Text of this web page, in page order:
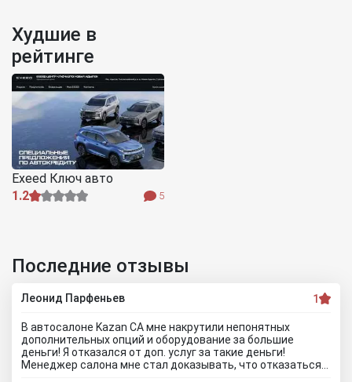
Худшие в
рейтинге
Exeed Ключ авто
1.2
5
Последние отзывы
Леонид Парфеньев 1
В автосалоне Kazan CA мне накрутили непонятных
дополнительных опций и оборудование за большие
деньги! Я отказался от доп. услуг за такие деньги!
Менеджер салона мне стал доказывать, что отказаться